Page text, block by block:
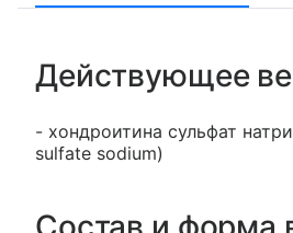
Действующее
- хондроитина сульфат
sulfate sodium)